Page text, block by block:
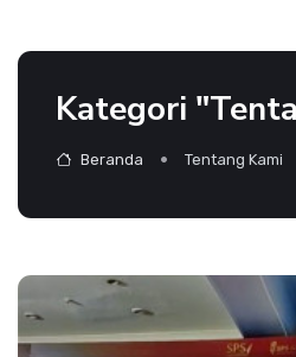
Kategori
Beranda Tentang Kami